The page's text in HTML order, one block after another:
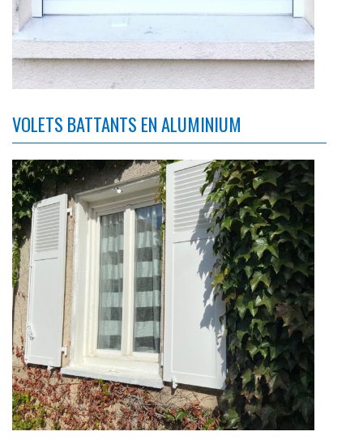
VOLETS BATTANTS EN ALUMINIUM